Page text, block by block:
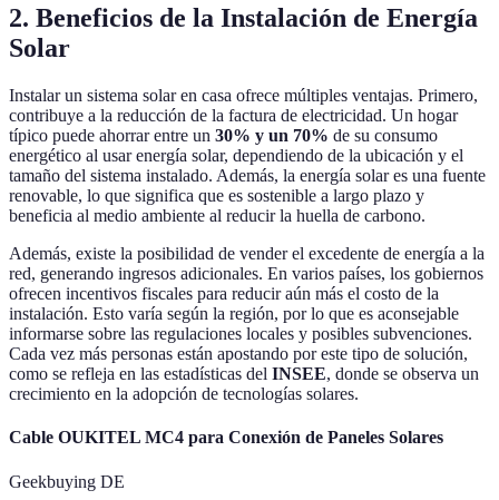
2. Beneficios de la Instalación de Energía
Solar
Instalar un sistema solar en casa ofrece múltiples ventajas. Primero,
contribuye a la reducción de la factura de electricidad. Un hogar
típico puede ahorrar entre un 30% y un 70% de su consumo
energético al usar energía solar, dependiendo de la ubicación y el
tamaño del sistema instalado. Además, la energía solar es una fuente
renovable, lo que significa que es sostenible a largo plazo y
beneficia al medio ambiente al reducir la huella de carbono.
Además, existe la posibilidad de vender el excedente de energía a la
red, generando ingresos adicionales. En varios países, los gobiernos
ofrecen incentivos fiscales para reducir aún más el costo de la
instalación. Esto varía según la región, por lo que es aconsejable
informarse sobre las regulaciones locales y posibles subvenciones.
Cada vez más personas están apostando por este tipo de solución,
como se refleja en las estadísticas del INSEE, donde se observa un
crecimiento en la adopción de tecnologías solares.
Cable OUKITEL MC4 para Conexión de Paneles Solares
Geekbuying DE